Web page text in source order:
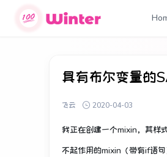
具有布尔变量的
飞云 2020-04-03
我正在创建一个mixin，其样
不起作用的mixin（带有if语句